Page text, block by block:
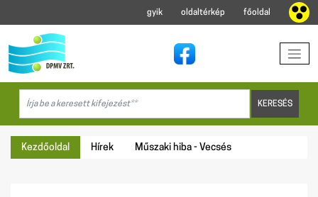
gyik oldaltérkép főoldal
Kezdőoldal Hírek Műszaki hiba - Vecsés